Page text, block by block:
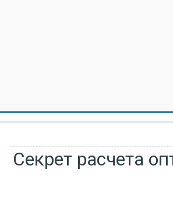
Секрет расчета